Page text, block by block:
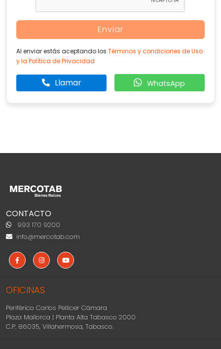
Enviar
Al enviar estás aceptando los Términos y condiciones de Uso
y la Política de Privacidad
Llamar WhatsApp
CONTACTO
993 170 9200
info@mercotab.com
OFICINAS
Periférico Carlos Pellicer Cámara
Plaza Mallorca | Planta Alta Tabasco 2000
C.P. 86035, Villahermosa, Tabasco.